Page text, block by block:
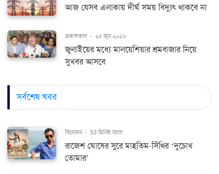
আজ যেসব এলাকায় দীর্ঘ সময় বিদ্যুৎ থাকবে না
প্রকাশকাল - ২৫ জুন ২০২৬
জুলাইয়ের মধ্যে মালয়েশিয়ার শ্রমবাজার নিয়ে
সুখবর আসবে
সর্বশেষ খবর
বিনোদন - 53 মিনিট আগে
রাজেশ ঘোষের সুরে মাহতিম-সিঁথির ‘দুচোখ
তোমার’